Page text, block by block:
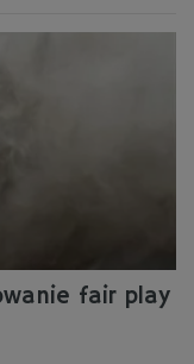
fair play